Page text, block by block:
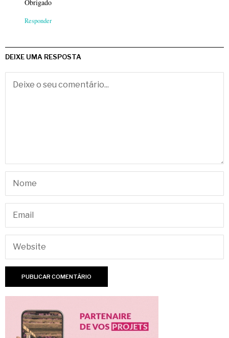
Obrigado
Responder
DEIXE UMA RESPOSTA